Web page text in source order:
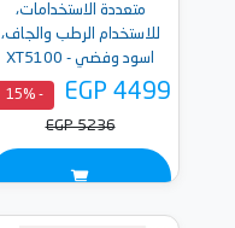
متعددة الاستخدامات،
للاستخدام الرطب والجاف،
اسود وفضي - XT5100
EGP 4499
- 15%
EGP 5236